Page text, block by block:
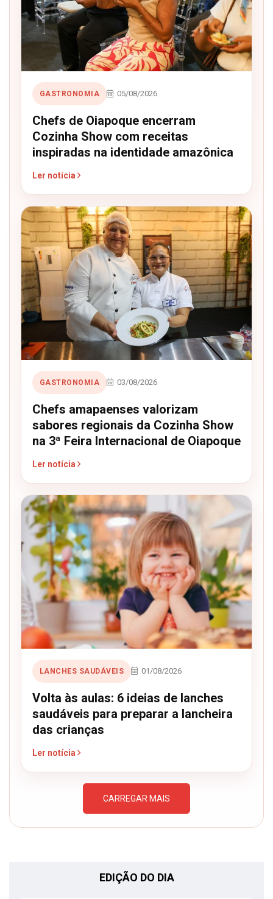
GASTRONOMIA 05/08/2026
Chefs de Oiapoque encerram
Cozinha Show com receitas
inspiradas na identidade amazônica
Ler notícia
GASTRONOMIA 03/08/2026
Chefs amapaenses valorizam
sabores regionais da Cozinha Show
na 3ª Feira Internacional de Oiapoque
Ler notícia
LANCHES SAUDÁVEIS 01/08/2026
Volta às aulas: 6 ideias de lanches
saudáveis para preparar a lancheira
das crianças
Ler notícia
CARREGAR MAIS
EDIÇÃO DO DIA